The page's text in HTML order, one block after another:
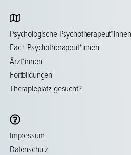
Psychologische Psychotherapeut*innen
Fach-Psychotherapeut*innen
Ärzt*innen
Fortbildungen
Therapieplatz gesucht?
Impressum
Datenschutz